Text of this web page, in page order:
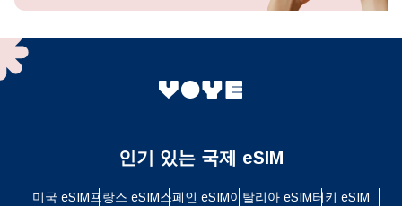
인기 있는 국제 eSIM
미국 eSIM프랑스 eSIM스페인 eSIM이탈리아 eSIM터키 eSIM